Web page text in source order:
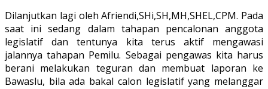
Dilanjutkan lagi oleh Afriendi,SHi,SH,MH,SHEL,CPM. Pada
saat ini sedang dalam tahapan pencalonan anggota
legislatif dan tentunya kita terus aktif mengawasi
jalannya tahapan Pemilu. Sebagai pengawas kita harus
berani melakukan teguran dan membuat laporan ke
Bawaslu, bila ada bakal calon legislatif yang melanggar